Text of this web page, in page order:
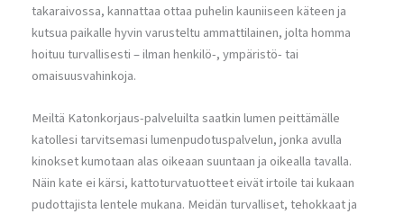
takaraivossa, kannattaa ottaa puhelin kauniiseen käteen ja
kutsua paikalle hyvin varusteltu ammattilainen, jolta homma
hoituu turvallisesti – ilman henkilö-, ympäristö- tai
omaisuusvahinkoja.
Meiltä Katonkorjaus-palveluilta saatkin lumen peittämälle
katollesi tarvitsemasi lumenpudotuspalvelun, jonka avulla
kinokset kumotaan alas oikeaan suuntaan ja oikealla tavalla.
Näin kate ei kärsi, kattoturvatuotteet eivät irtoile tai kukaan
pudottajista lentele mukana. Meidän turvalliset, tehokkaat ja